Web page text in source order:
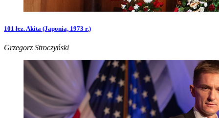
101 łez. Akita (Japonia, 1973 r.)
Grzegorz Stroczyński